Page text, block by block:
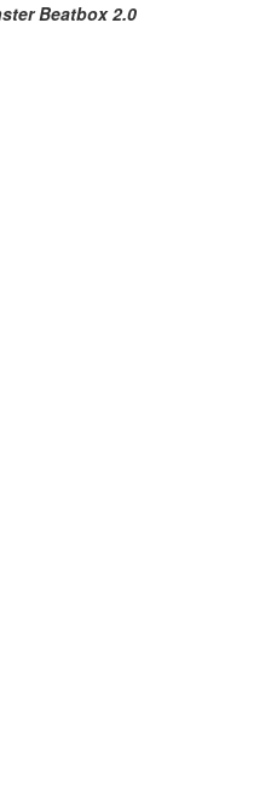
Beatbox 2.0